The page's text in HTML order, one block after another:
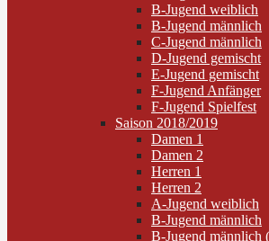
B-Jugend weiblich
B-Jugend männlich
C-Jugend männlich
D-Jugend gemischt
E-Jugend gemischt
F-Jugend Anfänger
F-Jugend Spielfest
Saison 2018/2019
Damen 1
Damen 2
Herren 1
Herren 2
A-Jugend weiblich
B-Jugend männlich
B-Jugend männlich